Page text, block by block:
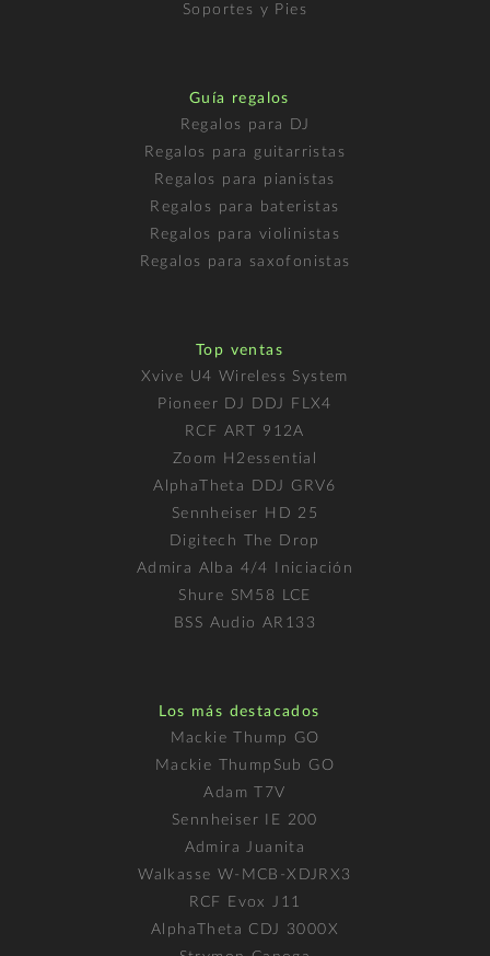
Soportes y Pies
Guía regalos
Regalos para DJ
Regalos para guitarristas
Regalos para pianistas
Regalos para bateristas
Regalos para violinistas
Regalos para saxofonistas
Top ventas
Xvive U4 Wireless System
Pioneer DJ DDJ FLX4
RCF ART 912A
Zoom H2essential
AlphaTheta DDJ GRV6
Sennheiser HD 25
Digitech The Drop
Admira Alba 4/4 Iniciación
Shure SM58 LCE
BSS Audio AR133
Los más destacados
Mackie Thump GO
Mackie ThumpSub GO
Adam T7V
Sennheiser IE 200
Admira Juanita
Walkasse W-MCB-XDJRX3
RCF Evox J11
AlphaTheta CDJ 3000X